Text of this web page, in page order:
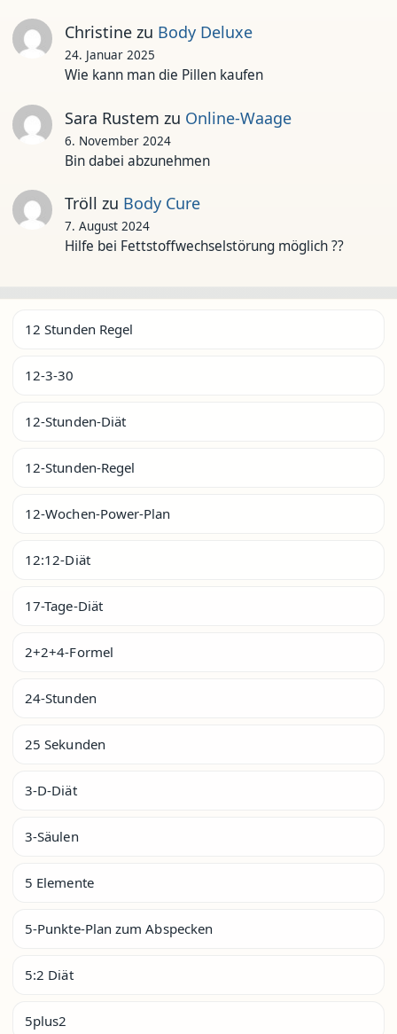
Christinezu Body Deluxe
24. Januar 2025
Wie kann man die Pillen kaufen
Sara Rustem zu Online-Waage
6. November 2024
Bin dabei abzunehmen
Tröll zu Body Cure
7. August 2024
Hilfe bei Fettstoffwechselstörung möglich ??
12 Stunden Regel
12-3-30
12-Stunden-Diät
12-Stunden-Regel
12-Wochen-Power-Plan
12:12-Diät
17-Tage-Diät
2+2+4-Formel
24-Stunden
25 Sekunden
3-D-Diät
3-Säulen
5 Elemente
5-Punkte-Plan zum Abspecken
5:2 Diät
5plus2